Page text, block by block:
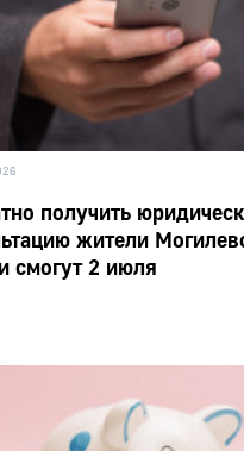
получить
жители
смогут 2 июля